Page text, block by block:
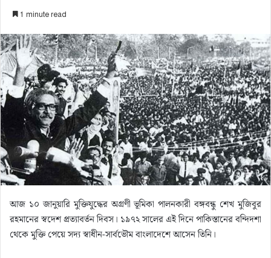
d
a
n
e
m
a
i
l
1 minute read
আজ ১০ জানুয়ারি মুক্তিযুদ্ধের অগ্রণী ভূমিকা পালনকারী বঙ্গবন্ধু শেখ মুজিবুর
রহমানের স্বদেশ প্রত্যাবর্তন দিবস। ১৯৭২ সালের এই দিনে পাকিস্তানের বন্দিদশা
থেকে মুক্তি পেয়ে সদ্য স্বাধীন-সার্বভৌম বাংলাদেশে আসেন তিনি।